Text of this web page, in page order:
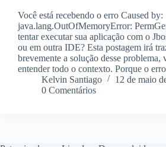
Você está recebendo o erro Caused by:
java.lang.OutOfMemoryError:
tentar executar sua aplicação com o
ou em outra IDE? Esta postagem irá
brevemente a solução desse problema,
entender todo o contexto. Porque o
Kelvin Santiago
12 de maio
0 Comentários